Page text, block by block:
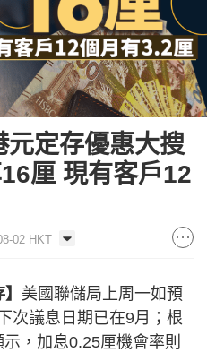
元定存優惠大搜
厘 現有客戶12
02 HKT
美國聯儲局上周一如預
次議息日期已在9月；根
，加息0.25厘機會率則